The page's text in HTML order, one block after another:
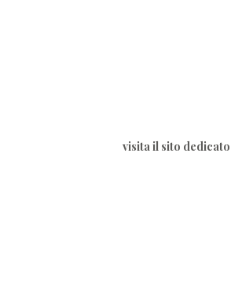
visita il sito dedicato